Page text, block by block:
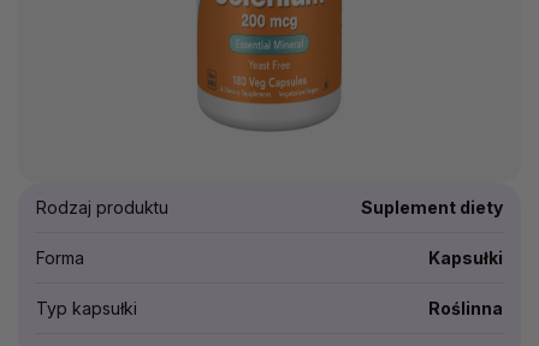
Rodzaj produktu Suplement diety
Forma Kapsułki
Typ kapsułki Roślinna